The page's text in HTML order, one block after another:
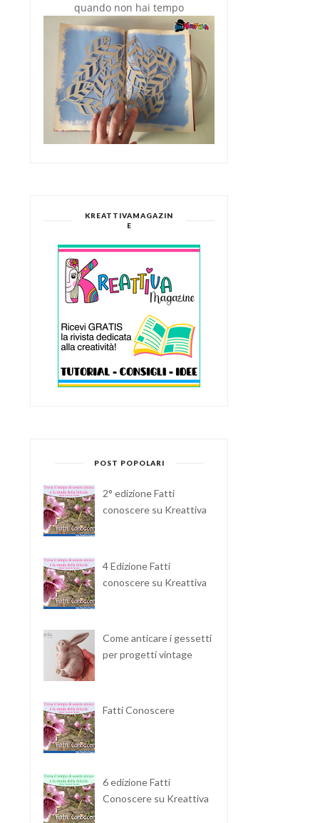
quando non hai tempo
KREATTIVAMAGAZIN
E
POST POPOLARI
2° edizione Fatti
conoscere su Kreattiva
4 Edizione Fatti
conoscere su Kreattiva
Come anticare i gessetti
per progetti vintage
Fatti Conoscere
6 edizione Fatti
Conoscere su Kreattiva